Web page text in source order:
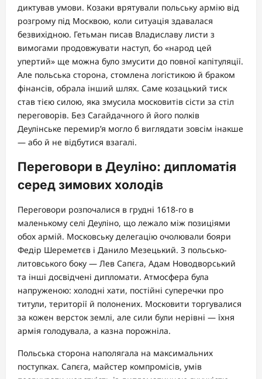
диктував умови. Козаки врятували польську армію від
розгрому під Москвою, коли ситуація здавалася
безвихідною. Гетьман писав Владиславу листи з
вимогами продовжувати наступ, бо «народ цей
упертий» ще можна було змусити до повної капітуляції.
Але польська сторона, стомлена логістикою й браком
фінансів, обрала інший шлях. Саме козацький тиск
став тією силою, яка змусила московитів сісти за стіл
переговорів. Без Сагайдачного й його полків
Деулінське перемир’я могло б виглядати зовсім інакше
— або й не відбутися взагалі.
Переговори в Деуліно: дипломатія
серед зимових холодів
Переговори розпочалися в грудні 1618-го в
маленькому селі Деуліно, що лежало між позиціями
обох армій. Московську делегацію очолювали бояри
Федір Шереметєв і Данило Мезецький. З польсько-
литовського боку — Лев Сапєга, Адам Новодворський
та інші досвідчені дипломати. Атмосфера була
напруженою: холодні хати, постійні суперечки про
титули, території й полонених. Московити торгувалися
за кожен версток землі, але сили були нерівні — їхня
армія голодувала, а казна порожніла.
Польська сторона наполягала на максимальних
поступках. Сапєга, майстер компромісів, умів